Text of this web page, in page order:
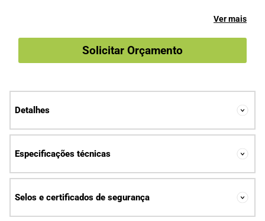
Ver mais
Solicitar Orçamento
Detalhes
Especificações técnicas
Selos e certificados de segurança